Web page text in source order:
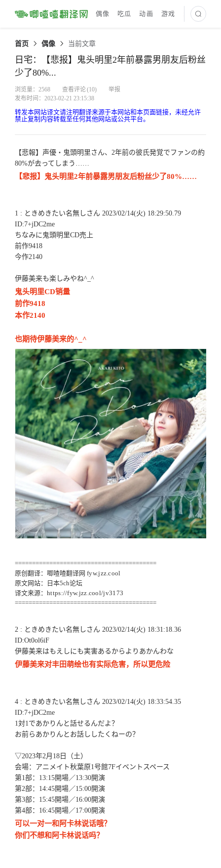
偶像 吃瓜 动画 游戏 最新译文
首页 偶像 当前文章
日宅：【悲报】鬼头明里2年前暴露男朋友后粉丝
少了80%...
浏览量：2568 查看评论(10)
举报
发布时间：2023-02-21 23:15:38
转发本网站译文请注明翻译来源于本网站和本页面链接，未经允许
禁止复制内容转载至任何其他网站或公共平台。
【悲報】声優・鬼頭明里さん、2年前の彼氏発覚でファンの約
80%が去ってしまう……
【悲报】鬼头明里2年前暴露男朋友后粉丝少了80%……
1 : ときめきたい名無しさん 2023/02/14(火) 18:29:50.79
ID:7+jDC2me
ちなみに鬼頭明里CD売上
前作9418
今作2140
伊藤美来も楽しみやね^_^
鬼头明里CD销量
前作9418
本作2140
也期待伊藤美来的^_^
=========================================
原创翻译：唧喳喳翻译网 fyw.jzz.cool
原文网站：日本5ch论坛
译文来源： https://fyw.jzz.cool/jv3173
=========================================
2 : ときめきたい名無しさん 2023/02/14(火) 18:31:18.36
ID:Ot0ol6iF
伊藤美来はもえしにも実害あるからよりあかんわな
伊藤美来对丰田萌绘也有实际危害，所以更危险
4 : ときめきたい名無しさん 2023/02/14(火) 18:33:54.35
ID:7+jDC2me
1対1であかりんと話せるんだよ？
お前らあかりんとお話ししたくねーの？
▽2023年2月18日（土）
会場：アニメイト秋葉原1号館7Fイベントスペース
第1部：13:15開場／13:30開演
第2部：14:45開場／15:00開演
第3部：15:45開場／16:00開演
第4部：16:45開場／17:00開演
可以一对一和阿卡林说话哦？
你们不想和阿卡林说话吗？